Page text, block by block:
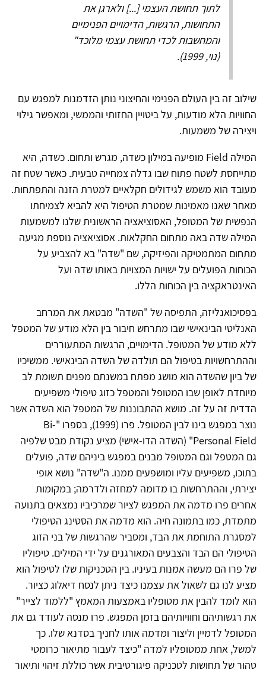
לתוך תחושת העצמי [...] ולארגן את
התחושות, הרגשות, הדימויים הפנימיים
והמחשבות לכדי תחושת עצמי מלוכד"
(נוי, 1999).
שילוב זה בין העולם הפנימי והחיצוני נותן הזדמנות למפגש עם
החוויות הלא מודעות, על ביטויין החזותי והממשי, ומאפשר גילוי
ויצירה של משמעות.
המילה Field מופיעה במילון כשדה, מגרש ותחום. כשדה, היא
מתייחסת לשטח פתוח שבו גדלה צמחייה טבעית. כאשר שטח זה
מעובד הוא משמש לגידולים חקלאיים למטרת הזנה והתפתחות.
מאחר שאנו מאמינות שמטרת הטיפול היא להביא לצמיחתו
הנפשית של המטופל, האסוציאציה הראשונית שלנו למשמעות
המילה שדה באה מתחום החקלאות. אסוציאציה נוספת מגיעה
מתחום המתמטיקה והפיזיקה, שם "שדה" בא להצביע על
הכוחות הפועלים על ישויות המצויות באותו שדה ועל
האינטראקציה בין הכוחות הללו.
בפסיכואנליזה, התפיסה של "השדה" מבטאת את המרחב
האנליטי הבינאישי שבו מתרחש חיבור בין הלא מודע של המטפל
ללא מודע של המטופל. הדימויים, הרגשות המתעוררים
וההתרחשויות בטיפול הם תולדה של השדה הבינאישי. ממשיכיו
של ביון שהשדה הוא מושג מפתח במשנתם מפנים תשומת לב
מיוחדת לאופן שבו המטופל והמטפל כזוג טיפולי משפיעים
הדדית זה על זה. מושא ההתבוננות של המטפל הוא השדה אשר
נוצר במפגש בינו לבין המטופל. פרו (1999), בספרו "Bi-
Personal Field" (השדה הדו-אישי) מציע נקודת מבט שלפיה
גם המטפל וגם המטופל מבנים במפגש ביניהם שדה, פועלים
בתוכו, משפיעים עליו ומושפעים ממנו. ה"שדה" נושא אופי
יצירתי, וההתרחשות בו מדומה למחזה ולדרמה; במקומות
אחרים פרו מדמה את המפגש לציור שמרכיביו נמצאים בתנועה
מתמדת, כמו בתמונה חיה. הוא מדמה את הסטינג הטיפולי
למסגרת התוחמת את הבד, ומסביר שהרגשות של בני הזוג
הטיפולי הם הבד והצבעים המאורגנים על ידי המילים. טיפוליו
של פרו הם מעשה אמנות בעיניו. בין הטכניקות שלו לטיפול הוא
מציע לנו גם לשאול את עצמנו כיצד ניתן לנסח דיאלוג כציור.
הוא לומד להבין את מטופליו באמצעות המאמץ "ללמוד לצייר"
את רגשותיהם וחוויותיהם בזמן המפגש. פרו מנסה לעודד גם את
המטופל לדמיין וליצור ומדמה אותו לחניך בסדנא שלו. כך
למשל, אחת ממטופליו למדה "כיצד לעבור מתיאור כרומטי
טהור של תחושות לטכניקה פיגורטיבית אשר כוללת זיהוי ותיאור